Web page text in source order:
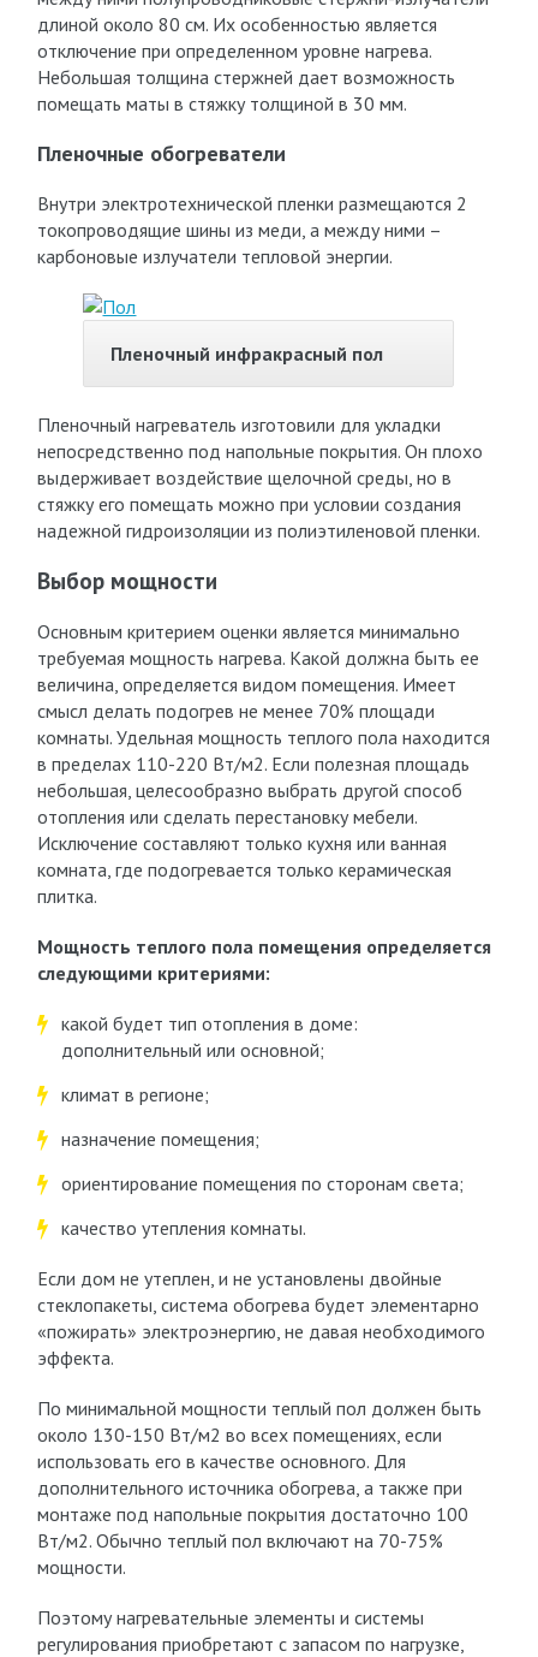
длиной около 80 см. Их особенностью является
отключение при определенном уровне нагрева.
Небольшая толщина стержней дает возможность
помещать маты в стяжку толщиной в 30 мм.
Пленочные обогреватели
Внутри электротехнической пленки размещаются 2
токопроводящие шины из меди, а между ними –
карбоновые излучатели тепловой энергии.
Пленочный инфракрасный пол
Пленочный нагреватель изготовили для укладки
непосредственно под напольные покрытия. Он плохо
выдерживает воздействие щелочной среды, но в
стяжку его помещать можно при условии создания
надежной гидроизоляции из полиэтиленовой пленки.
Выбор мощности
Основным критерием оценки является минимально
требуемая мощность нагрева. Какой должна быть ее
величина, определяется видом помещения. Имеет
смысл делать подогрев не менее 70% площади
комнаты. Удельная мощность теплого пола находится
в пределах 110-220 Вт/м2. Если полезная площадь
небольшая, целесообразно выбрать другой способ
отопления или сделать перестановку мебели.
Исключение составляют только кухня или ванная
комната, где подогревается только керамическая
плитка.
Мощность теплого пола помещения определяется
следующими критериями:
какой будет тип отопления в доме:
дополнительный или основной;
климат в регионе;
назначение помещения;
ориентирование помещения по сторонам света;
качество утепления комнаты.
Если дом не утеплен, и не установлены двойные
стеклопакеты, система обогрева будет элементарно
«пожирать» электроэнергию, не давая необходимого
эффекта.
По минимальной мощности теплый пол должен быть
около 130-150 Вт/м2 во всех помещениях, если
использовать его в качестве основного. Для
дополнительного источника обогрева, а также при
монтаже под напольные покрытия достаточно 100
Вт/м2. Обычно теплый пол включают на 70-75%
мощности.
Поэтому нагревательные элементы и системы
регулирования приобретают с запасом по нагрузке,